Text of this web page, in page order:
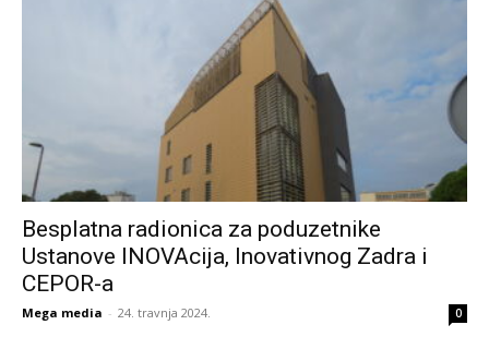
Besplatna radionica za poduzetnike
Ustanove INOVAcija, Inovativnog Zadra i
CEPOR-a
Mega media - 24. travnja 2024. 0